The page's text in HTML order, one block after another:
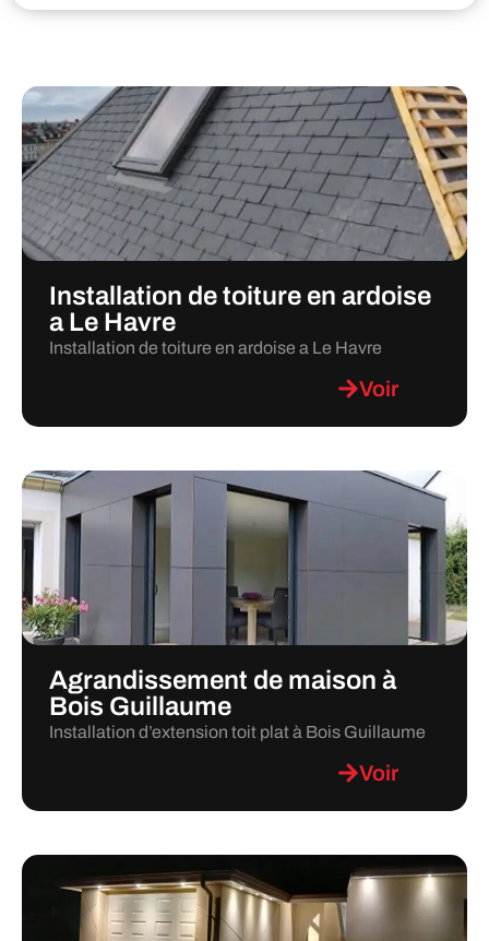
Installation de toiture en ardoise
a Le Havre
Installation de toiture en ardoise a Le Havre
Voir
Agrandissement de maison à
Bois Guillaume
Installation d’extension toit plat à Bois Guillaume
Voir